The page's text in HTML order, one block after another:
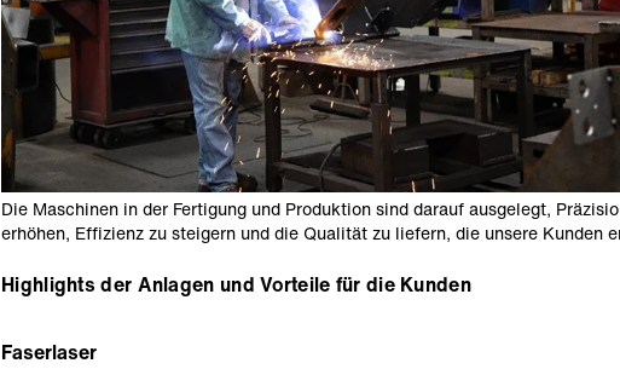
Die Maschinen in der Fertigung und Produktion sind darauf ausgelegt,
erhöhen, Effizienz zu steigern und die Qualität zu liefern, die unsere Kunden
Highlights der Anlagen und Vorteile für die Kunden
Faserlaser